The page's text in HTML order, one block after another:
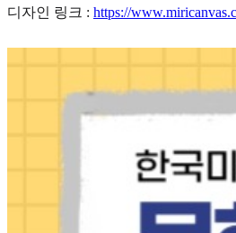
디자인 링크 : https://